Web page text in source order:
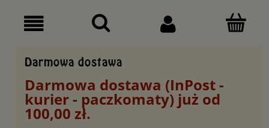
Darmowa dostawa
Darmowa dostawa (InPost -
kurier - paczkomaty) już od
100,00 zł.